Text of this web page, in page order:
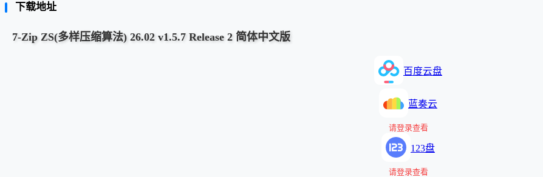
下载地址
7-Zip ZS(多样压缩算法) 26.02 v1.5.7 Release 2 简体中文版
百度云盘
蓝奏云
请登录查看
123盘
请登录查看